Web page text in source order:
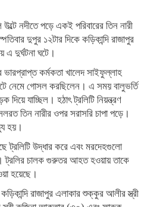
নদীতে পড়ে একই পরিবারের তিন নারী
দুপুর ১২টার দিকে কড়িকান্দি রাজাপুর
এ দুর্ঘটনা ঘটে।
ভারপ্রাপ্ত কর্মকতা খালেদ সাইফুল্লাহ
নেমে গোসল করছিলেন। এ সময় বালুভর্তি
দিয়ে যাচ্ছিল। হঠাৎ ট্রলিটি নিয়ন্ত্রণ
তিন নারীর ওপর সরাসরি চাপা পড়ে।
হয়।
ট্রলিটি উদ্ধার করে এবং মরদেহগুলো
ট্রলির চালক গুরুতর আহত হওয়ায় তাকে
হয়েছে।
রাজাপুর এলাকার শুক্কুর আলীর স্ত্রী